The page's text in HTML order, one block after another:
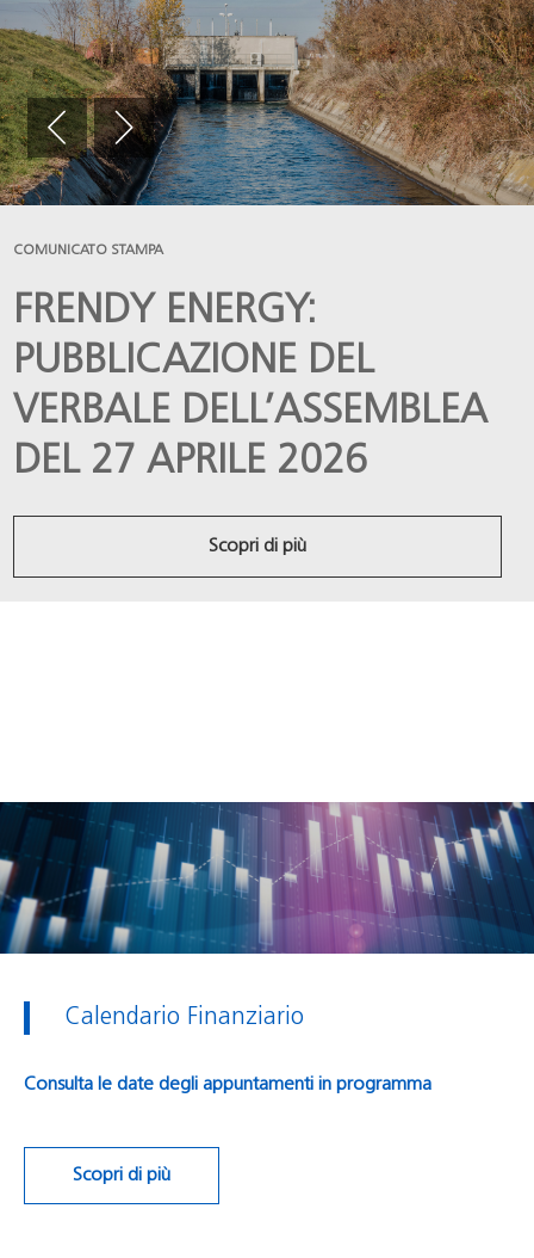
COMUNICATO STAMPA
FRENDY ENERGY:
PUBBLICAZIONE DEL
VERBALE DELL’ASSEMBLEA
DEL 27 APRILE 2026
Scopri di più
Calendario Finanziario
Consulta le date degli appuntamenti in programma
Scopri di più